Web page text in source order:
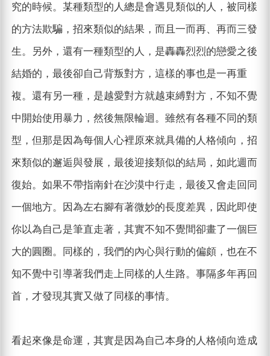
究的時候。某種類型的人總是會遇見類似的人，被同樣
的方法欺騙，招來類似的結果，而且一而再、再而三發
生。另外，還有一種類型的人，是轟轟烈烈的戀愛之後
結婚的，最後卻自己背叛對方，這樣的事也是一再重
複。還有另一種，是越愛對方就越束縛對方，不知不覺
中開始使用暴力，然後無限輪迴。雖然有各種不同的類
型，但那是因為每個人心裡原來就具備的人格傾向，招
來類似的邂逅與發展，最後迎接類似的結局，如此週而
復始。如果不帶指南針在沙漠中行走，最後又會走回同
一個地方。因為左右腳有著微妙的長度差異，因此即使
你以為自己是筆直走著，其實不知不覺間卻畫了一個巨
大的圓圈。同樣的，我們的內心與行動的偏頗，也在不
知不覺中引導著我們走上同樣的人生路。事隔多年再回
首，才發現其實又做了同樣的事情。
看起來像是命運，其實是因為自己本身的人格傾向造成